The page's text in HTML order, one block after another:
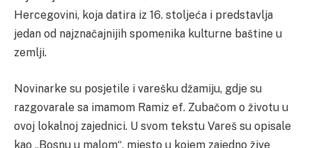
Hercegovini, koja datira iz 16. stoljeća i predstavlja
jedan od najznačajnijih spomenika kulturne baštine u
zemlji.
Novinarke su posjetile i varešku džamiju, gdje su
razgovarale sa imamom Ramiz ef. Zubačom o životu u
ovoj lokalnoj zajednici. U svom tekstu Vareš su opisale
kao „Bosnu u malom“, mjesto u kojem zajedno žive